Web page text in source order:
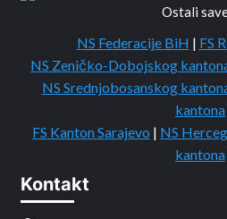
Ostali
NS Federacije BiH | FS
NS Zeničko-Dobojskog
NS Srednjobosanskog
kantona
FS Kanton Sarajevo | NS
kantona
Kontakt